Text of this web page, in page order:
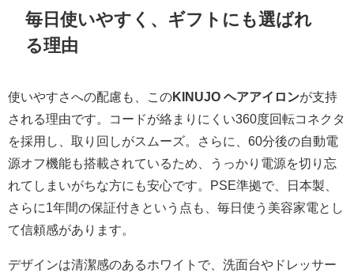
毎日使いやすく、ギフトにも選ばれ
る理由
使いやすさへの配慮も、このKINUJO ヘアアイロンが支持
される理由です。コードが絡まりにくい360度回転コネクタ
を採用し、取り回しがスムーズ。さらに、60分後の自動電
源オフ機能も搭載されているため、うっかり電源を切り忘
れてしまいがちな方にも安心です。PSE準拠で、日本製、
さらに1年間の保証付きという点も、毎日使う美容家電とし
て信頼感があります。
デザインは清潔感のあるホワイトで、洗面台やドレッサー